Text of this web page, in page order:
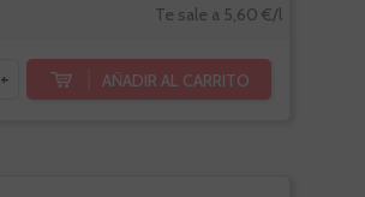
Te sale a 5,60 €/l
+ AÑADIR AL CARRITO